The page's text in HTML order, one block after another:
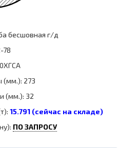
бесшовная г/д
78
(мм.): 273
(мм.): 32
15.791 (сейчас на складе)
ПО ЗАПРОСУ